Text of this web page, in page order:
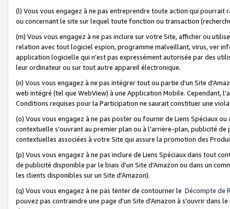
(l) Vous vous engagez à ne pas entreprendre toute action qui
ou concernant le site sur lequel toute fonction ou transaction
(m) Vous vous engagez à ne pas inclure sur votre Site, afficher ou
relation avec tout logiciel espion, programme malveillant, virus, ver
application logicielle qui n'est pas expressément autorisée par des
leur ordinateur ou sur tout autre appareil électronique.
(n) Vous vous engagez à ne pas intégrer tout ou partie d'un Site
web intégré (tel que WebView) à une Application Mobile. Cependant,
Conditions requises pour la Participation ne saurait constituer une
(o) Vous vous engagez à ne pas poster ou fournir de Liens Spéciaux
contextuelle s'ouvrant au premier plan ou à l'arrière-plan, publicité
contextuelles associées à votre Site qui assure la promotion des
(p) Vous vous engagez à ne pas inclure de Liens Spéciaux dans tout
de publicité disponible par le biais d'un Site d'Amazon ou dans un
les clients disponibles sur un Site d'Amazon).
(q) Vous vous engagez à ne pas tenter de contourner le Décompte de
pouvez pas contraindre une page d'un Site d'Amazon à s'ouvrir dans